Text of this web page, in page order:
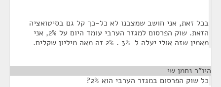
בכל זאת, אני חושב שמצבנו לא כל-כך קל גם בסיטואציה
הזאת. שוק הפרסום למגזר הערבי עומד היום על 2%, אני
מאמין שזה אולי יעלה ל-3% . 2% זה מאה מיליון שקלים.
היו"ר נחמן שי
כל שוק הפרסום במגזר הערבי הוא 2%?